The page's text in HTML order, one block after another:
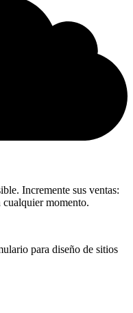
Incremente sus ventas:
cualquier momento.
para diseño de sitios